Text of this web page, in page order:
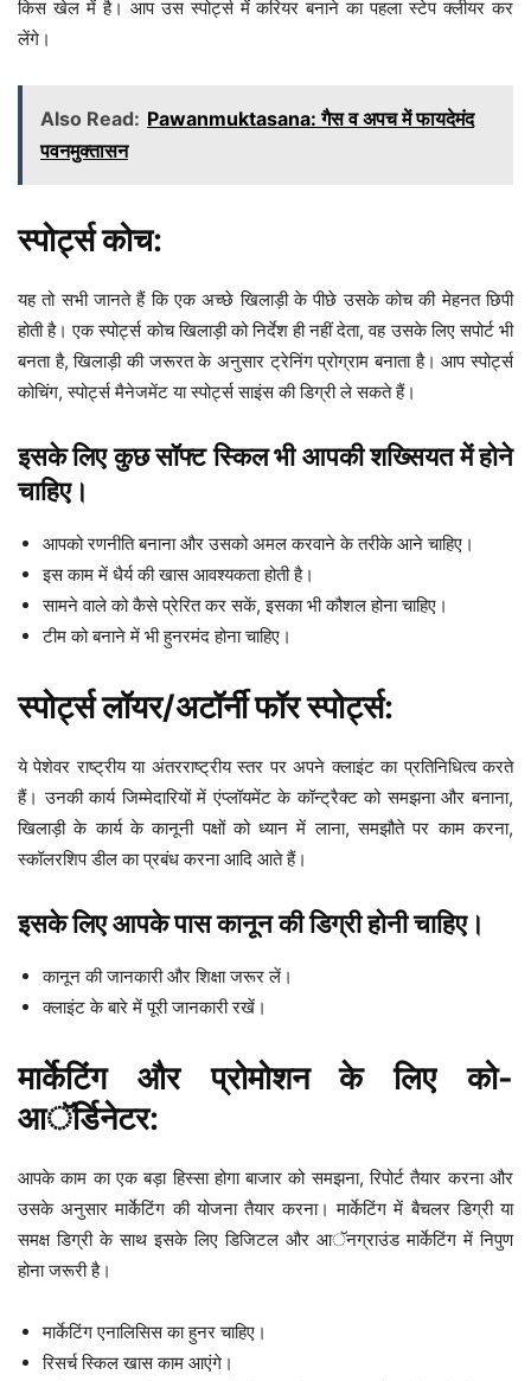
किस खेल में है। आप उस स्पोर्ट्स में करियर बनाने का पहला स्टेप क्लीयर कर
लेंगे।
Also Read: Pawanmuktasana: गैस व अपच में फायदेमंद
पवनमुक्तासन
स्पोर्ट्स कोच:
यह तो सभी जानते हैं कि एक अच्छे खिलाड़ी के पीछे उसके कोच की मेहनत छिपी
होती है। एक स्पोर्ट्स कोच खिलाड़ी को निर्देश ही नहीं देता, वह उसके लिए सपोर्ट भी
बनता है, खिलाड़ी की जरूरत के अनुसार ट्रेनिंग प्रोग्राम बनाता है। आप स्पोर्ट्स
कोचिंग, स्पोर्ट्स मैनेजमेंट या स्पोर्ट्स साइंस की डिग्री ले सकते हैं।
इसके लिए कुछ सॉफ्ट स्किल भी आपकी शख्सियत में होने
चाहिए।
आपको रणनीति बनाना और उसको अमल करवाने के तरीके आने चाहिए।
इस काम में धैर्य की खास आवश्यकता होती है।
सामने वाले को कैसे प्रेरित कर सकें, इसका भी कौशल होना चाहिए।
टीम को बनाने में भी हुनरमंद होना चाहिए।
स्पोर्ट्स लॉयर/अटॉर्नी फॉर स्पोर्ट्स:
ये पेशेवर राष्ट्रीय या अंतरराष्ट्रीय स्तर पर अपने क्लाइंट का प्रतिनिधित्व करते
हैं। उनकी कार्य जिम्मेदारियों में एंप्लॉयमेंट के कॉन्ट्रैक्ट को समझना और बनाना,
खिलाड़ी के कार्य के कानूनी पक्षों को ध्यान में लाना, समझौते पर काम करना,
स्कॉलरशिप डील का प्रबंध करना आदि आते हैं।
इसके लिए आपके पास कानून की डिग्री होनी चाहिए।
कानून की जानकारी और शिक्षा जरूर लें।
क्लाइंट के बारे में पूरी जानकारी रखें।
मार्केटिंग और प्रोमोशन के लिए को-
आॅर्डिनेटर:
आपके काम का एक बड़ा हिस्सा होगा बाजार को समझना, रिपोर्ट तैयार करना और
उसके अनुसार मार्केटिंग की योजना तैयार करना। मार्केटिंग में बैचलर डिग्री या
समक्ष डिग्री के साथ इसके लिए डिजिटल और आॅनग्राउंड मार्केटिंग में निपुण
होना जरूरी है।
मार्केटिंग एनालिसिस का हुनर चाहिए।
रिसर्च स्किल खास काम आएंगे।